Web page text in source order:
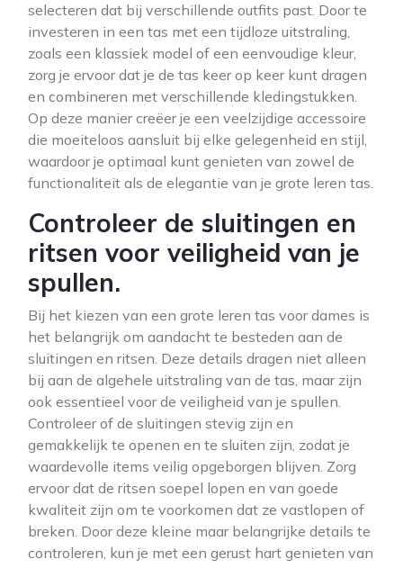
selecteren dat bij verschillende outfits past. Door te
investeren in een tas met een tijdloze uitstraling,
zoals een klassiek model of een eenvoudige kleur,
zorg je ervoor dat je de tas keer op keer kunt dragen
en combineren met verschillende kledingstukken.
Op deze manier creëer je een veelzijdige accessoire
die moeiteloos aansluit bij elke gelegenheid en stijl,
waardoor je optimaal kunt genieten van zowel de
functionaliteit als de elegantie van je grote leren tas.
Controleer de sluitingen en
ritsen voor veiligheid van je
spullen.
Bij het kiezen van een grote leren tas voor dames is
het belangrijk om aandacht te besteden aan de
sluitingen en ritsen. Deze details dragen niet alleen
bij aan de algehele uitstraling van de tas, maar zijn
ook essentieel voor de veiligheid van je spullen.
Controleer of de sluitingen stevig zijn en
gemakkelijk te openen en te sluiten zijn, zodat je
waardevolle items veilig opgeborgen blijven. Zorg
ervoor dat de ritsen soepel lopen en van goede
kwaliteit zijn om te voorkomen dat ze vastlopen of
breken. Door deze kleine maar belangrijke details te
controleren, kun je met een gerust hart genieten van